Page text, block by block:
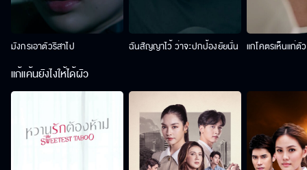
มังกรเอาตัวริสาไป ฉันสัญญาไว้ ว่าจะปกป้องยัยนั่น แกโคตรเห็นแก่ตั
แก้แค้นยังไงให้ได้ผัว